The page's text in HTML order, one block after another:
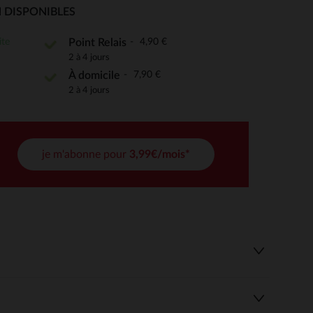
de confidentialité, en garantissant la conformité avec
DISPONIBLES
Point Relais 4,90 €
2 à 4 jours
À domicile 7,90 €
2 à 4 jours
je m'abonne pour 3,99€/mois*